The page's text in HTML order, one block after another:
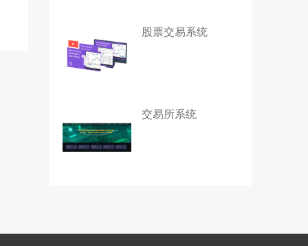
股票交易系统
交易所系统